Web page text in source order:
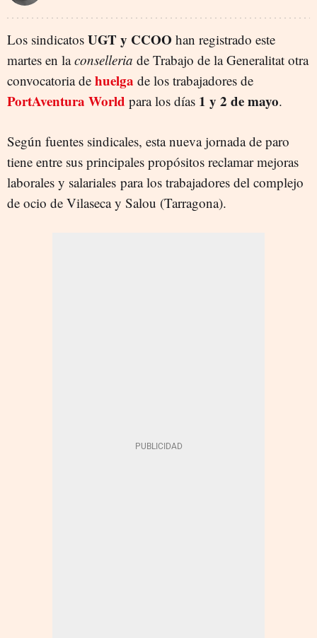
Los sindicatos UGT y CCOO han registrado este
martes en laconselleria de Trabajo de la Generalitat otra
convocatoria de huelga de los trabajadores de
PortAventura World para los días 1 y 2 de mayo.
Según fuentes sindicales, esta nueva jornada de paro
tiene entre sus principales propósitos reclamar mejoras
laborales y salariales para los trabajadores del complejo
de ocio de Vilaseca y Salou (Tarragona).